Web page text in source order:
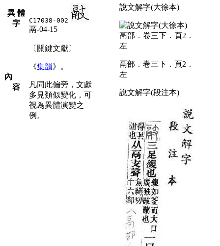
異 體
字
C17038-002
鬲-04-15
內
容
〔關鍵文獻〕
《集韻》。
凡同此偏旁，文獻
多見類似變化，可
視為異體演變之
例。
說文解字(大徐本)
鬲部．卷三下．頁2．
左
說文解字(段注本)